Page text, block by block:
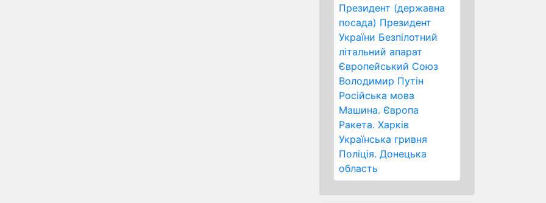
Президент (державна
посада) Президент
України Безпілотний
літальний апарат
Європейський Союз
Володимир Путін
Російська мова
Машина. Європа
Ракета. Харків
Українська гривня
Поліція. Донецька
область